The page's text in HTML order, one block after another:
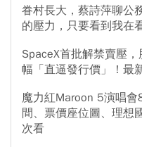
眷村長大，蔡詩萍聊公
的壓力，只要看到我在
SpaceX首批解禁賣壓
幅「直逼發行價」！最
魔力紅Maroon 5演唱
間、票價座位圖、理想
次看